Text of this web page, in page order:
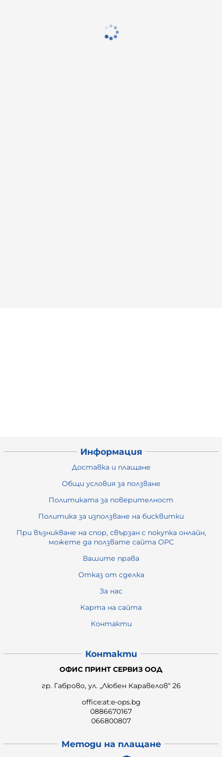
Информация
Доставка и плащане
Общи условия за ползване
Политиката за поверителност
Политика за използване на бисквитки
При възникване на спор, свързан с покупка онлайн,
можете да ползвате сайта ОРС
Вашите права
Отказ от сделка
За нас
Карта на сайта
Контакти
Контакти
ОФИС ПРИНТ СЕРВИЗ ООД
гр. Габрово, ул. „Любен Каравелов“ 26
office:at:e-ops.bg
0886670167
066800807
Методи на плащане